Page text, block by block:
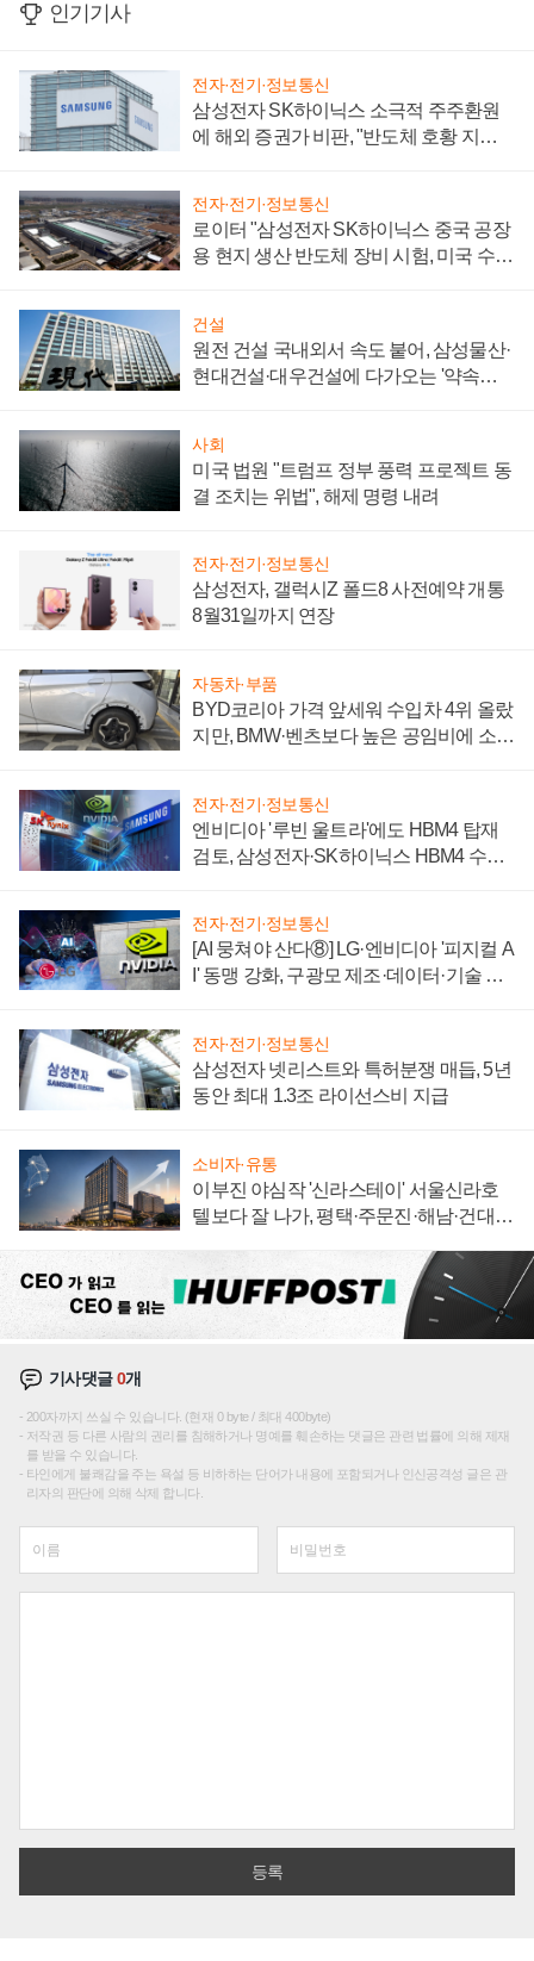
인기기사
전자·전기·정보통신
삼성전자 SK하이닉스 소극적 주주환원
에 해외 증권가 비판, "반도체 호황 지속
전자·전기·정보통신
로이터 "삼성전자 SK하이닉스 중국 공장
용 현지 생산 반도체 장비 시험, 미국 수출
건설
원전 건설 국내외서 속도 붙어, 삼성물산·
현대건설·대우건설에 다가오는 '약속의
사회
미국 법원 "트럼프 정부 풍력 프로젝트 동
결 조치는 위법", 해제 명령 내려
전자·전기·정보통신
삼성전자, 갤럭시Z 폴드8 사전예약 개통
8월31일까지 연장
자동차·부품
BYD코리아 가격 앞세워 수입차 4위 올랐
지만, BMW·벤츠보다 높은 공임비에 소비
전자·전기·정보통신
엔비디아 '루빈 울트라'에도 HBM4 탑재
검토, 삼성전자·SK하이닉스 HBM4 수율
전자·전기·정보통신
[AI 뭉쳐야 산다⑧] LG·엔비디아 '피지컬 A
I' 동맹 강화, 구광모 제조·데이터·기술 결
전자·전기·정보통신
삼성전자 넷리스트와 특허분쟁 매듭, 5년
동안 최대 1.3조 라이선스비 지급
소비자·유통
이부진 야심작 '신라스테이' 서울신라호
텔보다 잘 나가, 평택·주문진·해남·건대로
기사댓글0개
200자까지 쓰실 수 있습니다. (현재 0 byte / 최대 400byte)
저작권 등 다른 사람의 권리를 침해하거나 명예를 훼손하는 댓글은 관련 법률에 의해 제재
를 받을 수 있습니다.
타인에게 불쾌감을 주는 욕설 등 비하하는 단어가 내용에 포함되거나 인신공격성 글은 관
리자의 판단에 의해 삭제 합니다.